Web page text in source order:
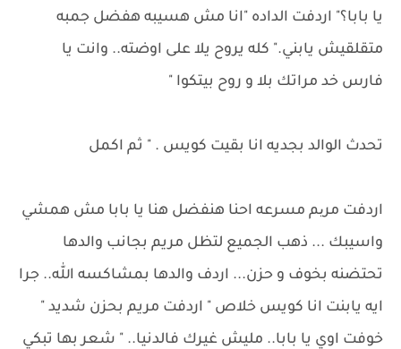
يا بابا؟" اردفت الداده "انا مش هسيبه هفضل جمبه
متقلقيش يابني." كله يروح يلا على اوضته.. وانت يا
فارس خد مراتك بلا و روح بيتكوا "
تحدث الوالد بجديه انا بقيت كويس . " ثم اكمل
اردفت مریم مسرعه احنا هنفضل هنا يا بابا مش همشي
واسيبك ... ذهب الجميع لتظل مريم بجانب والدها
تحتضنه بخوف و حزن... اردف والدها بمشاكسه الله.. جرا
ايه يابنت انا كويس خلاص " اردفت مريم بحزن شديد "
خوفت اوي يا بابا.. مليش غيرك فالدنيا.. " شعر بها تبكي